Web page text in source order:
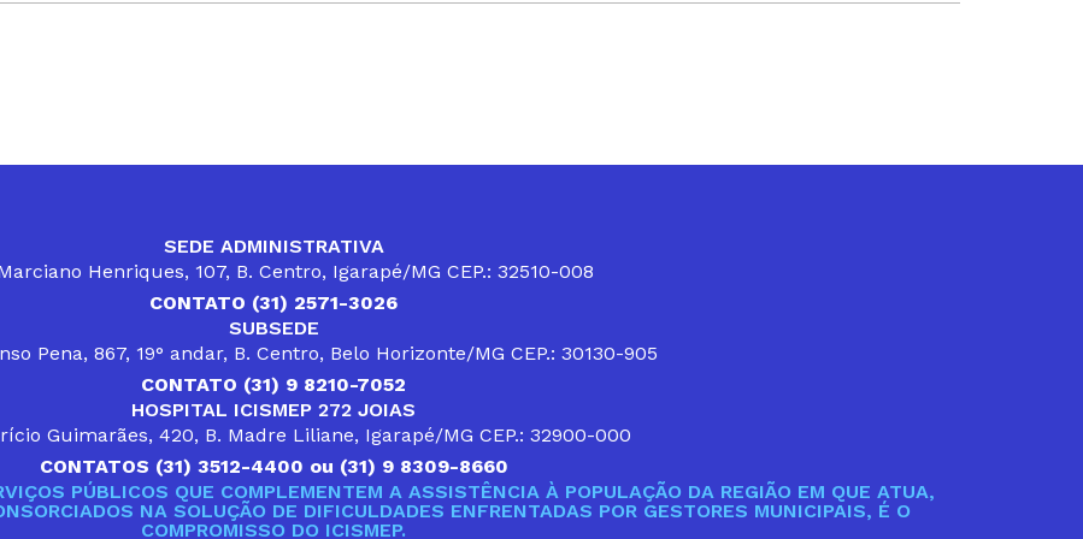
SEDE ADMINISTRATIVA
Henriques, 107, B. Centro, Igarapé/MG CEP.: 32510-008
CONTATO (31) 2571-3026
SUBSEDE
Pena, 867, 19° andar, B. Centro, Belo Horizonte/MG CEP.: 30130-905
CONTATO (31) 9 8210-7052
HOSPITAL ICISMEP 272 JOIAS
Guimarães, 420, B. Madre Liliane, Igarapé/MG CEP.: 32900-000
CONTATOS (31) 3512-4400 ou (31) 9 8309-8660
PÚBLICOS QUE COMPLEMENTEM A ASSISTÊNCIA À POPULAÇÃO DA REGIÃO EM QUE ATUA,
NA SOLUÇÃO DE DIFICULDADES ENFRENTADAS POR GESTORES MUNICIPAIS, É O
COMPROMISSO DO ICISMEP.